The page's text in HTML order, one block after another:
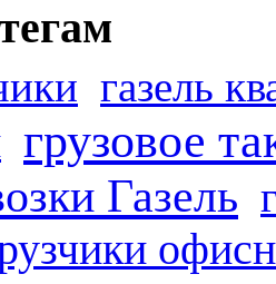
газель
грузовое
Газель